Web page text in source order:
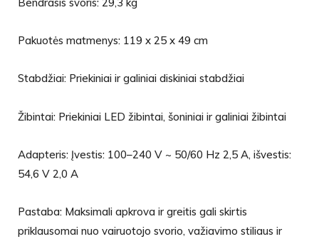
Pakuotės matmenys: 119 x 25 x 49 cm
Stabdžiai: Priekiniai ir galiniai diskiniai stabdžiai
Žibintai: Priekiniai LED žibintai, šoniniai ir galiniai žibintai
Adapteris: Įvestis: 100–240 V ~ 50/60 Hz 2,5 A, išvestis:
54,6 V 2,0 A
Pastaba: Maksimali apkrova ir greitis gali skirtis
priklausomai nuo vairuotojo svorio, važiavimo stiliaus ir